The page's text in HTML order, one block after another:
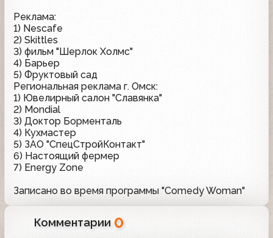
Реклама:
1) Nescafe
2) Skittles
3) фильм "Шерлок Холмс"
4) Барьер
5) Фруктовый сад
Региональная реклама г. Омск:
1) Ювелирный салон "Славянка"
2) Mondial
3) Доктор Борменталь
4) Кухмастер
5) ЗАО "СпецСтройКонтакт"
6) Настоящий фермер
7) Energy Zone
Записано во время программы "Comedy Woman"
Комментарии 0